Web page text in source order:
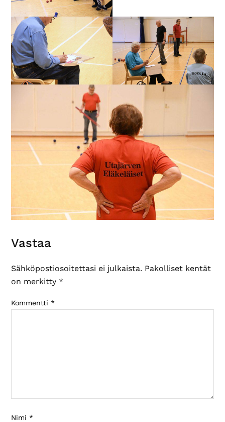
Lukijan
Vastaa
Sähköpostiosoitettasi ei julkaista. Pakolliset kentät
on merkitty *
Kommentti *
Nimi *